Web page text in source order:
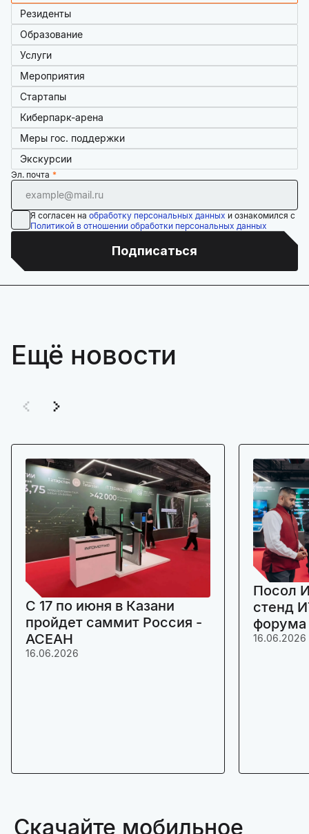
Резиденты
Образование
Услуги
Мероприятия
Стартапы
Киберпарк-арена
Меры гос. поддержки
Экскурсии
Эл. почта
Я согласен на обработку персональных данных и ознакомился с
Политикой в отношении обработки персональных данных
Подписаться
Ещё новости
C 17 по июня в Казани
пройдет саммит Россия -
АСЕАН
16.06.2026
Посол
стенд
16.06.2026
Скачайте мобильное